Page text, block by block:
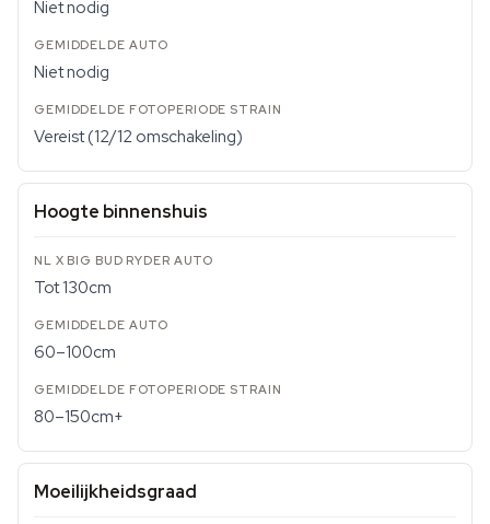
Niet nodig
Niet nodig
Vereist (12/12 omschakeling)
Hoogte binnenshuis
Tot 130cm
60–100cm
80–150cm+
Moeilijkheidsgraad